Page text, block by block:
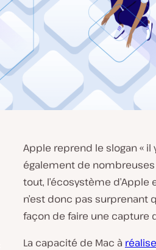
Apple reprend le slogan «
également de
tout, l’écosystème
n’est donc pas surprenant
façon de faire une capture
La capacité de Mac à